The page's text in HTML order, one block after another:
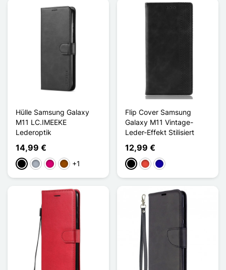
Hülle Samsung Galaxy
M11 LC.IMEEKE
Lederoptik
14,99 €
Schwarz
GrauMagenta
Braun
+1
Flip Cover Samsung
Galaxy M11 Vintage-
Leder-Effekt Stilisiert
12,99 €
Schwarz
Rot Dunkelblau